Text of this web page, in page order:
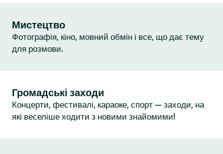
Мистецтво
Фотографія, кіно, мовний обмін і все, що дає тему
для розмови.
Громадські заходи
Концерти, фестивалі, караоке, спорт — заходи, на
які веселіше ходити з новими знайомими!